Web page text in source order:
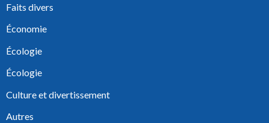
Faits divers
Économie
Écologie
Écologie
Culture et divertissement
Autres